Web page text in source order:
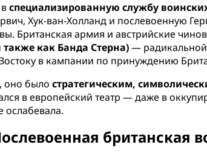
вспециализированную службу
Хук-ван-Холланд и послевоенную
Британская армия и австрийские
также как Банда Стерна)— радикальной
в кампании по принуждению
оно былостратегическим,
в европейский театр — даже в
ослабевала.
британская